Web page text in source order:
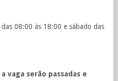
08:00 ás 18:00 e sábado das
vaga serão passadas e